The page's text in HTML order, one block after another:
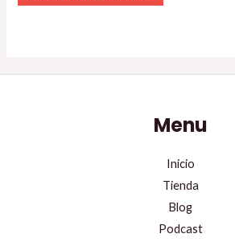
Menu
Inicio
Tienda
Blog
Podcast